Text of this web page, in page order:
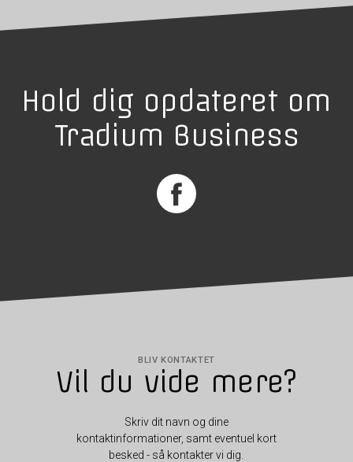
Hold dig opdateret om
Tradium Business
BLIV KONTAKTET
Vil du vide mere?
Skriv dit navn og dine
kontaktinformationer, samt eventuel kort
besked - så kontakter vi dig.